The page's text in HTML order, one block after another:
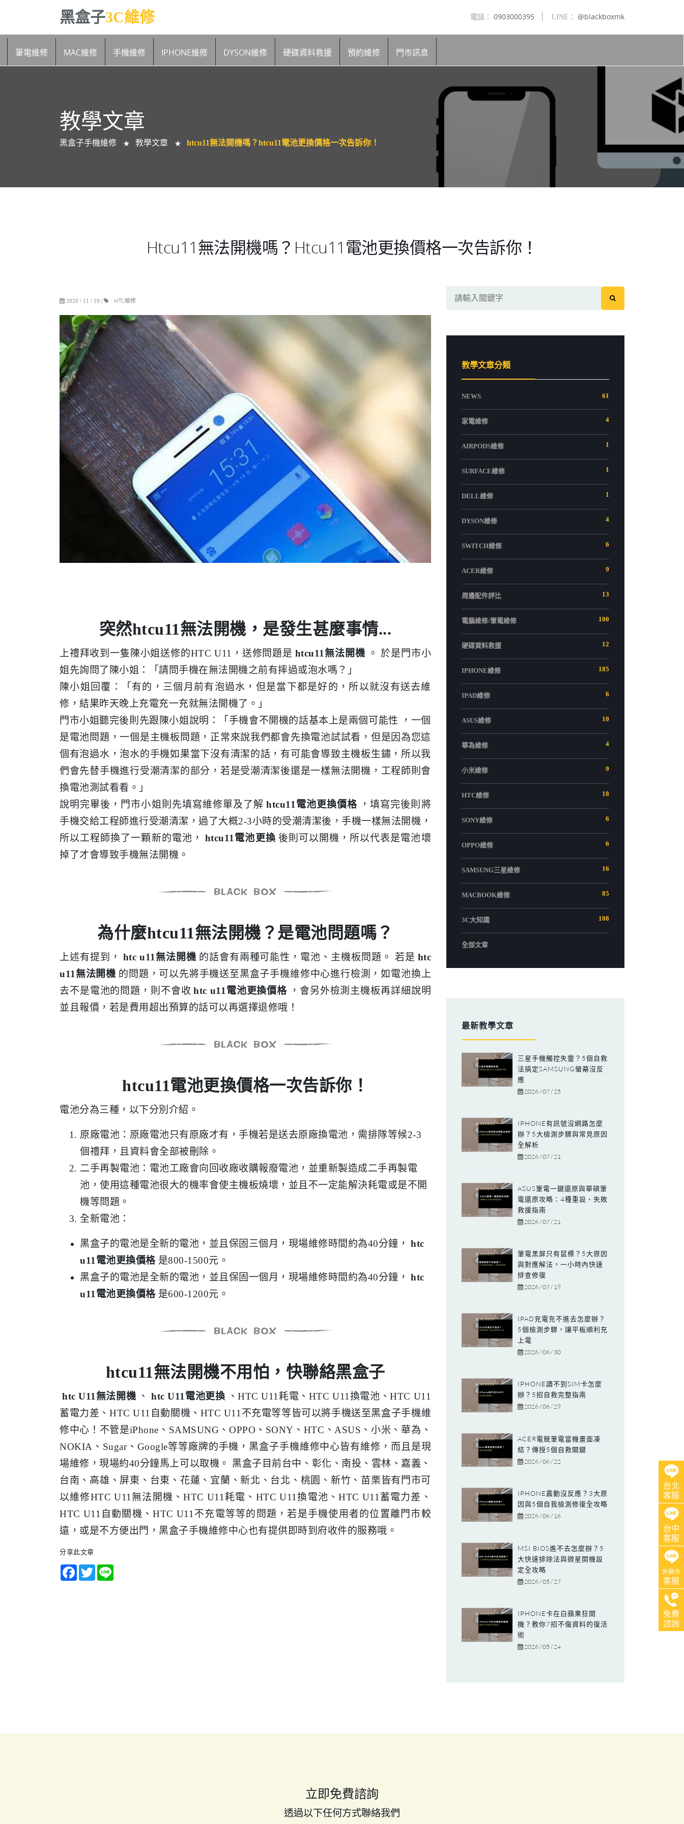
黑盒子3C維修 電話： 0903000395 LINE： @blackboxmk
筆電維修 MAC維修 手機維修 IPHONE維修 DYSON維修 硬碟資料救援 預約維修 門市訊息
教學文章
黑盒子手機維修 ★ 教學文章 ★ htcu11無法開機嗎？htcu11電池更換價格一次告訴你！
Htcu11無法開機嗎？htcu11電池更換價格一次告訴你！
2020 / 11 / 19 | HTC維修
突然htcu11無法開機，是發生甚麼事情...
上禮拜收到一隻陳小姐送修的HTC U11，送修問題是 htcu11無法開機 。 於是門市小
姐先詢問了陳小姐：「請問手機在無法開機之前有摔過或泡水嗎？」
陳小姐回覆：「有的，三個月前有泡過水，但是當下都是好的，所以就沒有送去維
修，結果昨天晚上充電充一充就無法開機了。」
門市小姐聽完後則先跟陳小姐說明：「手機會不開機的話基本上是兩個可能性 ，一個
是電池問題，一個是主機板問題，正常來說我們都會先換電池試試看，但是因為您這
個有泡過水，泡水的手機如果當下沒有清潔的話，有可能會導致主機板生鏽，所以我
們會先替手機進行受潮清潔的部分，若是受潮清潔後還是一樣無法開機，工程師則會
換電池測試看看。」
說明完畢後，門市小姐則先填寫維修單及了解 htcu11電池更換價格 ，填寫完後則將
手機交給工程師進行受潮清潔，過了大概2-3小時的受潮清潔後，手機一樣無法開機，
所以工程師換了一顆新的電池，
htcu11電池更換 後則可以開機，所以代表是電池壞
掉了才會導致手機無法開機。
為什麼htcu11無法開機？是電池問題嗎？
上述有提到， htc u11無法開機 的話會有兩種可能性，電池、主機板問題。 若是 htc
u11無法開機 的問題，可以先將手機送至黑盒子手機維修中心進行檢測，如電池換上
去不是電池的問題，則不會收 htc u11電池更換價格 ，會另外檢測主機板再詳細說明
並且報價，若是費用超出預算的話可以再選擇退修哦！
htcu11電池更換價格一次告訴你！
電池分為三種，以下分別介紹。
原廠電池：原廠電池只有原廠才有，手機若是送去原廠換電池，需排隊等候2-3
個禮拜，且資料會全部被刪除。
二手再製電池：電池工廠會向回收廠收購報廢電池，並重新製造成二手再製電
池，使用這種電池很大的機率會使主機板燒壞，並且不一定能解決耗電或是不開
機等問題。
全新電池：
黑盒子的電池是全新的電池，並且保固三個月，現場維修時間約為40分鐘， htc
u11電池更換價格 是800-1500元。
黑盒子的電池是全新的電池，並且保固一個月，現場維修時間約為40分鐘， htc
u11電池更換價格 是600-1200元。
htcu11無法開機不用怕，快聯絡黑盒子
htc U11無法開機 、 htc U11電池更換
、HTC U11耗電、HTC U11換電池、HTC U11
蓄電力差、HTC U11自動關機、HTC U11不充電等等皆可以將手機送至黑盒子手機維
修中心！不管是iPhone、SAMSUNG、OPPO、SONY、HTC、ASUS、小米、華為、
NOKIA、Sugar、Google等等廠牌的手機，黑盒子手機維修中心皆有維修，而且是現
場維修，現場約40分鐘馬上可以取機。 黑盒子目前台中、彰化、南投、雲林、嘉義、
台南、高雄、屏東、台東、花蓮、宜蘭、新北、台北、桃園、新竹、苗栗皆有門市可
以維修HTC U11無法開機、HTC U11耗電、HTC U11換電池、HTC U11蓄電力差、
HTC U11自動關機、HTC U11不充電等等的問題，若是手機使用者的位置離門市較
遠，或是不方便出門，黑盒子手機維修中心也有提供即時到府收件的服務哦。
分享此文章
Facebook
Twitter
教學文章分類
NEWS 61
家電維修 4
AIRPODS維修 1
SURFACE維修 1
DELL維修 1
DYSON維修 4
SWITCH維修 6
ACER維修 9
周邊配件評比 13
電腦維修/筆電維修 100
硬碟資料救援 12
IPHONE維修 185
IPAD維修 6
ASUS維修 10
華為維修 4
小米維修 9
HTC維修 18
SONY維修 6
OPPO維修 6
SAMSUNG三星維修 16
MACBOOK維修 85
3C大知識 108
全部文章
最新教學文章
三星手機觸控失靈？5個自救
法搞定SAMSUNG螢幕沒反
應
2026 / 07 / 25
IPHONE有訊號沒網路怎麼
辦？5大檢測步驟與常見原因
全解析
2026 / 07 / 21
ASUS筆電一鍵還原與華碩筆
電還原攻略：4種重設、失敗
救援指南
2026 / 07 / 21
筆電黑屏只有鼠標？5大原因
與對應解法，一小時內快速
排查修復
2026 / 07 / 19
IPAD充電充不進去怎麼辦？
5個檢測步驟，讓平板順利充
上電
2026 / 06 / 30
IPHONE讀不到SIM卡怎麼
辦？5招自救完整指南
2026 / 06 / 29
ACER電競筆電當機畫面凍
結？傳授5個自救關鍵
2026 / 06 / 22
IPHONE震動沒反應？3大原
因與5個自我檢測修復全攻略
2026 / 06 / 16
MSI BIOS進不去怎麼辦？5
大快速排除法與微星開機設
定全攻略
2026 / 05 / 27
IPHONE卡在白蘋果狂開
機？教你7招不傷資料的復活
術
2026 / 05 / 24
台北
客服
台中
客服
外縣市
客服
免費
諮詢
立即免費諮詢
透過以下任何方式聯絡我們